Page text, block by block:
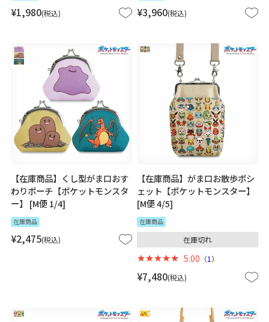
¥1,980 税込 ¥3,960 税込
【在庫商品】くし型がま口おす
わりポーチ【ポケットモンスタ
ー】 [M便 1/4]
在庫商品
¥2,475 税込
【在庫商品】がま口お散歩ポシ
ェット【ポケットモンスター】
[M便 4/5]
在庫商品
¥7,480 税込
在庫切れ
5.00 （1 ）